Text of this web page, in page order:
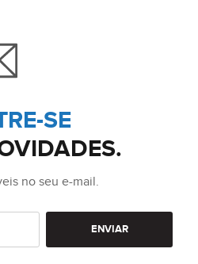
Contém: 01 Colcha
Porta Travesseiros: 70 cm
SE
no seu e-mail.
ENVIAR